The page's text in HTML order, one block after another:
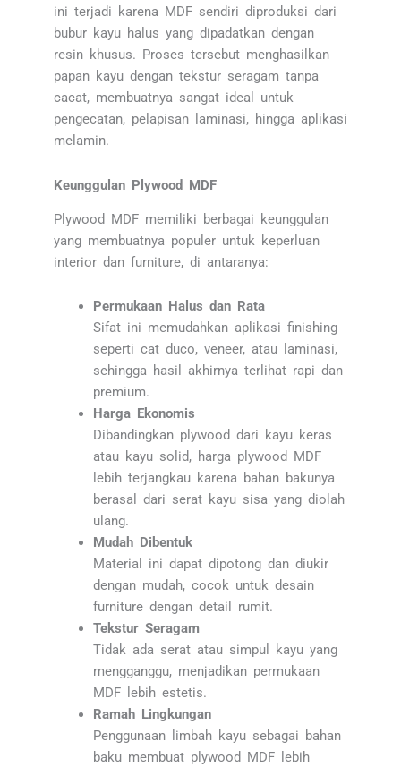
ini terjadi karena MDF sendiri diproduksi dari
bubur kayu halus yang dipadatkan dengan
resin khusus. Proses tersebut menghasilkan
papan kayu dengan tekstur seragam tanpa
cacat, membuatnya sangat ideal untuk
pengecatan, pelapisan laminasi, hingga aplikasi
melamin.
Keunggulan Plywood MDF
Plywood MDF memiliki berbagai keunggulan
yang membuatnya populer untuk keperluan
interior dan furniture, di antaranya:
Permukaan Halus dan Rata
Sifat ini memudahkan aplikasi finishing
seperti cat duco, veneer, atau laminasi,
sehingga hasil akhirnya terlihat rapi dan
premium.
Harga Ekonomis
Dibandingkan plywood dari kayu keras
atau kayu solid, harga plywood MDF
lebih terjangkau karena bahan bakunya
berasal dari serat kayu sisa yang diolah
ulang.
Mudah Dibentuk
Material ini dapat dipotong dan diukir
dengan mudah, cocok untuk desain
furniture dengan detail rumit.
Tekstur Seragam
Tidak ada serat atau simpul kayu yang
mengganggu, menjadikan permukaan
MDF lebih estetis.
Ramah Lingkungan
Penggunaan limbah kayu sebagai bahan
baku membuat plywood MDF lebih